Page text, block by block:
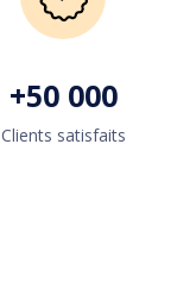
+50 000
Clients satisfaits